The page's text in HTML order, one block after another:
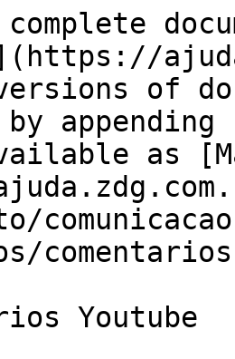
versions of
as
Youtube